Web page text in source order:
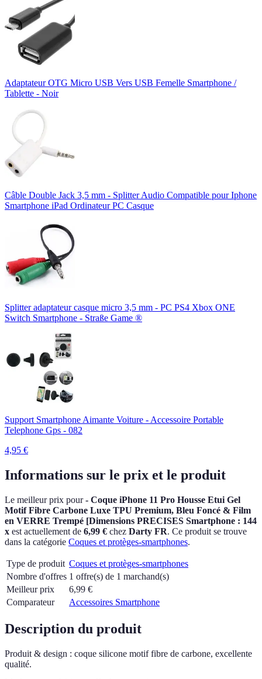
Adaptateur OTG Micro USB Vers USB Femelle Smartphone /
Tablette - Noir
Câble Double Jack 3,5 mm - Splitter Audio Compatible pour Iphone
Smartphone iPad Ordinateur PC Casque
Splitter adaptateur casque micro 3,5 mm - PC PS4 Xbox ONE
Switch Smartphone - Straße Game ®
Support Smartphone Aimante Voiture - Accessoire Portable
Telephone Gps - 082
4,95 €
Informations sur le prix et le produit
Le meilleur prix pour- Coque iPhone 11 Pro Housse Etui Gel
Motif Fibre Carbone Luxe TPU Premium, Bleu Foncé & Film
en VERRE Trempé [Dimensions PRECISES Smartphone : 144
x est actuellement de 6,99 € chez Darty FR. Ce produit se trouve
dans la catégorie Coques et protèges-smartphones.
Type de produit Coques et protèges-smartphones
Nombre d'offres 1 offre(s) de 1 marchand(s)
Meilleur prix
6,99 €
Comparateur
Accessoires Smartphone
Description du produit
Produit & design : coque silicone motif fibre de carbone, excellente
qualité.